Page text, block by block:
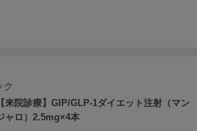
ク
【来院診療】GIP/GLP-1ダイエット注射（マン
ャロ）2.5mg×4本